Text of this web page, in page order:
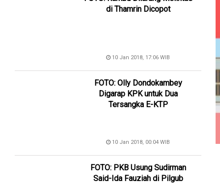
di Thamrin Dicopot
10 Jan 2018, 17:06 WIB
FOTO: Olly Dondokambey
Digarap KPK untuk Dua
Tersangka E-KTP
10 Jan 2018, 00:04 WIB
FOTO: PKB Usung Sudirman
Said-Ida Fauziah di Pilgub